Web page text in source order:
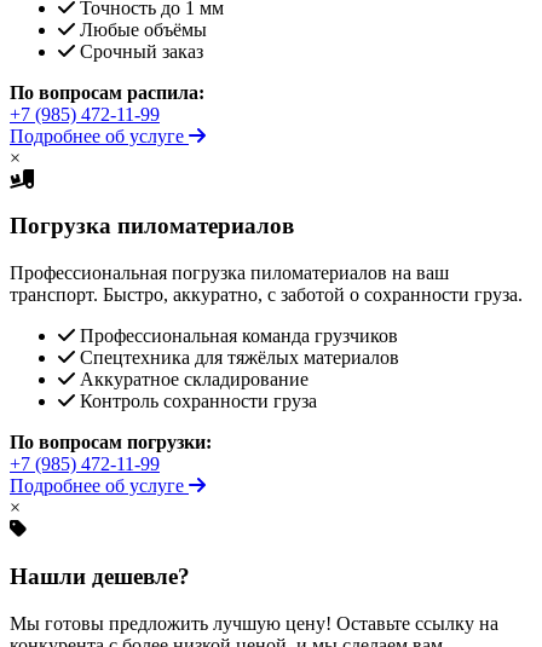
Точность до 1 мм
Любые объёмы
Срочный заказ
По вопросам распила:
+7 (985) 472-11-99
Подробнее об услуге
×
Погрузка пиломатериалов
Профессиональная погрузка пиломатериалов на ваш
транспорт. Быстро, аккуратно, с заботой о сохранности груза.
Профессиональная команда грузчиков
Спецтехника для тяжёлых материалов
Аккуратное складирование
Контроль сохранности груза
По вопросам погрузки:
+7 (985) 472-11-99
Подробнее об услуге
×
Нашли дешевле?
Мы готовы предложить лучшую цену! Оставьте ссылку на